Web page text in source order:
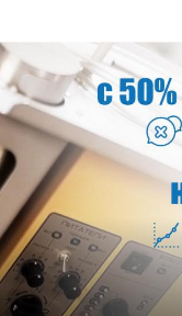
Смотреть проект